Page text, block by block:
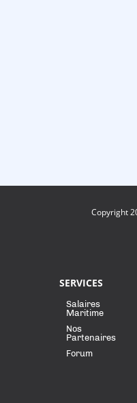
Copyright
SERVICES
Salaires
Maritime
Nos
Partenaires
Forum